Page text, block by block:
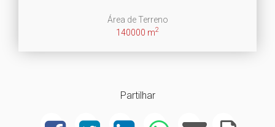
Área de Terreno
140000 m2
Partilhar